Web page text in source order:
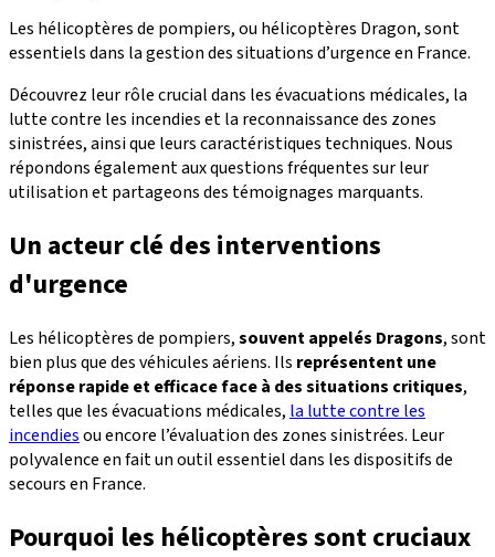
Les hélicoptères de pompiers, ou hélicoptères Dragon, sont
essentiels dans la gestion des situations d’urgence en France.
Découvrez leur rôle crucial dans les évacuations médicales, la
lutte contre les incendies et la reconnaissance des zones
sinistrées, ainsi que leurs caractéristiques techniques. Nous
répondons également aux questions fréquentes sur leur
utilisation et partageons des témoignages marquants.
Un acteur clé des interventions
d'urgence
Les hélicoptères de pompiers,souvent appelés Dragons, sont
bien plus que des véhicules aériens. Ils représentent une
réponse rapide et efficace face à des situations critiques,
telles que les évacuations médicales, la lutte contre les
incendiesou encore l’évaluation des zones sinistrées. Leur
polyvalence en fait un outil essentiel dans les dispositifs de
secours en France.
Pourquoi les hélicoptères sont cruciaux